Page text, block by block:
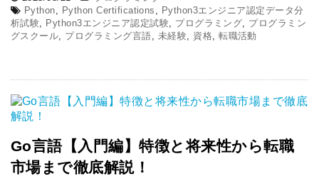
Python
Python Certifications
Python3エンジニア認定データ分
析試験
Python3エンジニア認定試験 プログラミング
プログラミン
グスクール
プログラミング言語 未経験 資格 ,転職活動
Go言語【入門編】特徴と将来性から転職
市場まで徹底解説！